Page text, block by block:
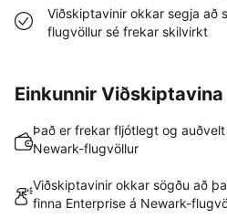
Viðskiptavinir okkar segja að
flugvöllur sé frekar skilvirkt
Einkunnir Viðskiptavina
Það er frekar fljótlegt og
Newark-flugvöllur
Viðskiptavinir okkar sögðu að
finna Enterprise á Newark-